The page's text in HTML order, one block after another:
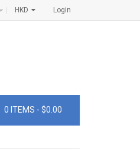
Login
HKD
0 ITEMS - $0.00